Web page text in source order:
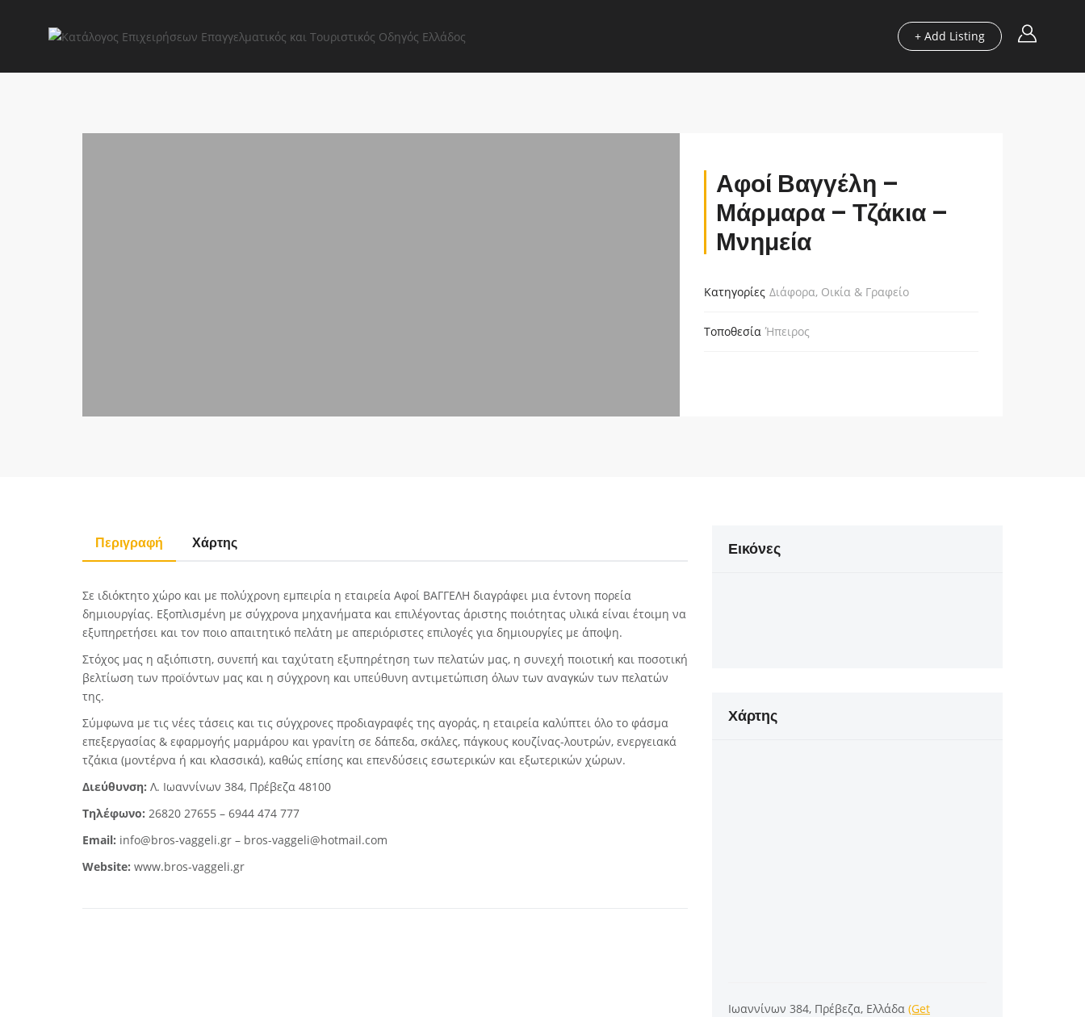
+ Add Listing
Αφοί Βαγγέλη –
Μάρμαρα – Τζάκια –
Μνημεία
Κατηγορίες Διάφορα, Οικία & Γραφείο
Τοποθεσία Ήπειρος
Περιγραφή Χάρτης
Σε ιδιόκτητο χώρο και με πολύχρονη εμπειρία η εταιρεία Αφοί ΒΑΓΓΕΛΗ διαγράφει μια έντονη πορεία
δημιουργίας. Εξοπλισμένη με σύγχρονα μηχανήματα και επιλέγοντας άριστης ποιότητας υλικά είναι έτοιμη να
εξυπηρετήσει και τον ποιο απαιτητικό πελάτη με απεριόριστες επιλογές για δημιουργίες με άποψη.
Στόχος μας η αξιόπιστη, συνεπή και ταχύτατη εξυπηρέτηση των πελατών μας, η συνεχή ποιοτική και ποσοτική
βελτίωση των προϊόντων μας και η σύγχρονη και υπεύθυνη αντιμετώπιση όλων των αναγκών των πελατών
της.
Σύμφωνα με τις νέες τάσεις και τις σύγχρονες προδιαγραφές της αγοράς, η εταιρεία καλύπτει όλο το φάσμα
επεξεργασίας & εφαρμογής μαρμάρου και γρανίτη σε δάπεδα, σκάλες, πάγκους κουζίνας-λουτρών, ενεργειακά
τζάκια (μοντέρνα ή και κλασσικά), καθώς επίσης και επενδύσεις εσωτερικών και εξωτερικών χώρων.
Διεύθυνση: Λ. Ιωαννίνων 384, Πρέβεζα 48100
Τηλέφωνο: 26820 27655 – 6944 474 777
Email: info@bros-vaggeli.gr – bros-vaggeli@hotmail.com
Website: www.bros-vaggeli.gr
Εικόνες
Χάρτης
Ιωαννίνων 384, Πρέβεζα, Ελλάδα (Get